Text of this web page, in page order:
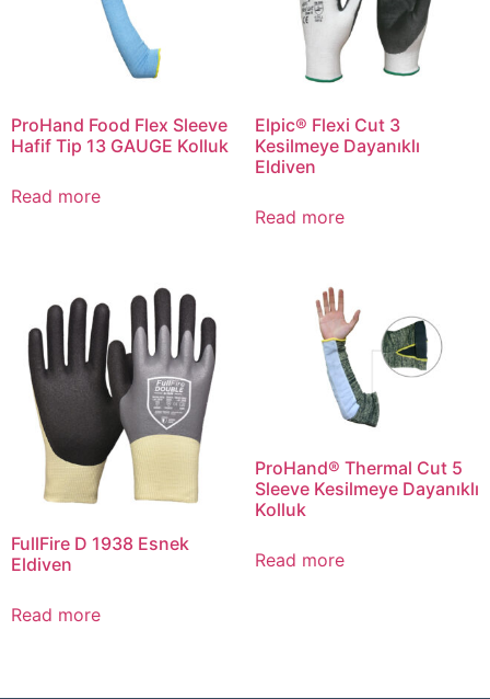
ProHand Food Flex Sleeve
Hafif Tip 13 GAUGE Kolluk
Read more
Elpic® Flexi Cut 3
Kesilmeye Dayanıklı
Eldiven
Read more
FullFire D 1938 Esnek
Eldiven
Read more
ProHand® Thermal Cut 5
Sleeve Kesilmeye Dayanıklı
Kolluk
Read more